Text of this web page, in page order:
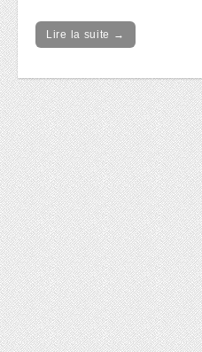
Lire la suite →